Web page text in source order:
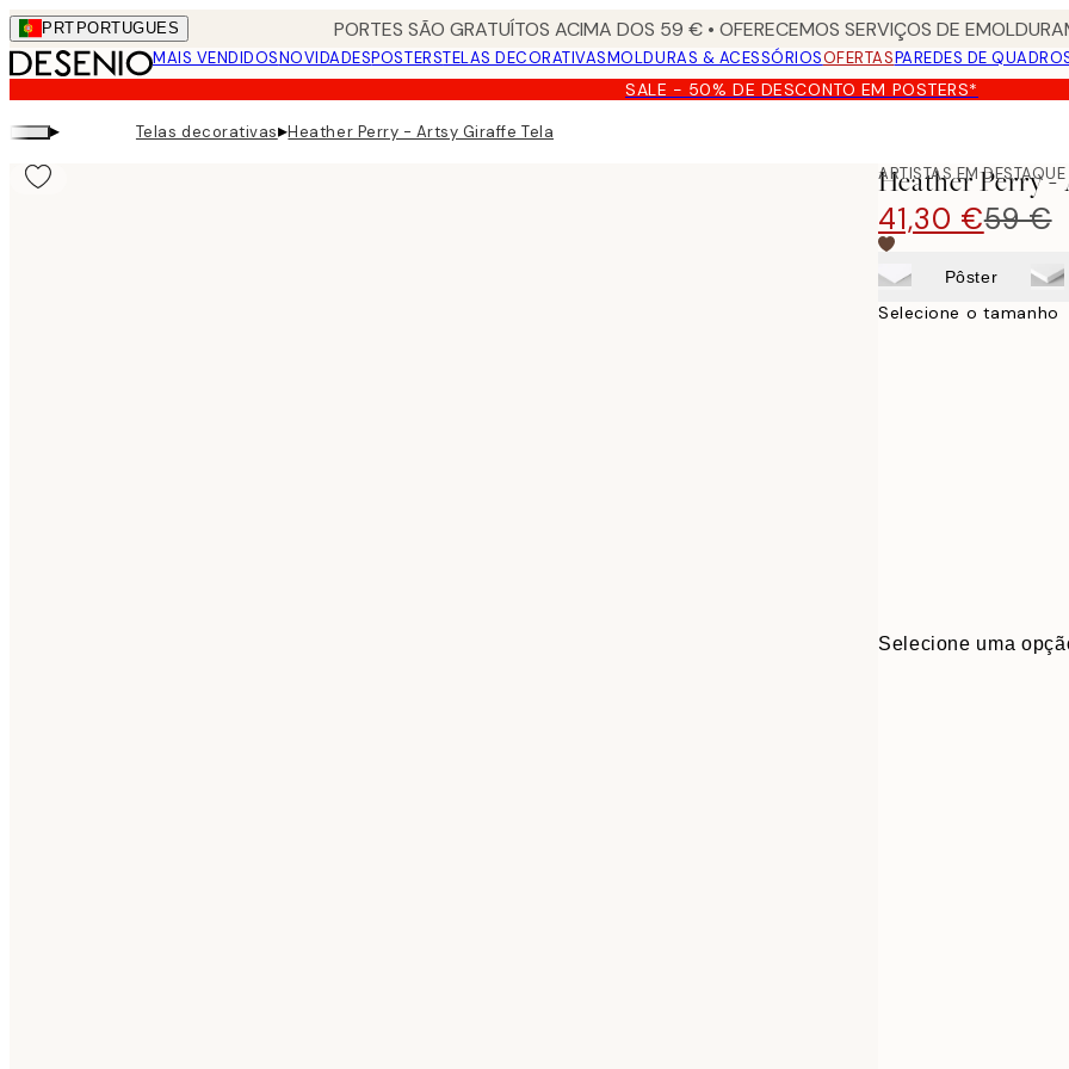
Skip
to
main
content.
PRT PORTUGUES PORTES SÃO GRATUÍTOS ACIMA DOS 59 € • OFERECEMOS SERVIÇOS DE
MAIS VENDIDOSNOVIDADESPOSTERSTELAS DECORATIVASMOLDURAS & ACESSÓRIOSOFERTASPAREDES DE
SALE - 50% DE DESCONTO EM POSTERS*
▸ Telas decorativas▸Heather Perry - Artsy Giraffe Tela
ARTISTAS EM DESTAQUE
Heather Perry -
41,30 €59 €
Pôster
Selecione o tamanho
Selecione uma